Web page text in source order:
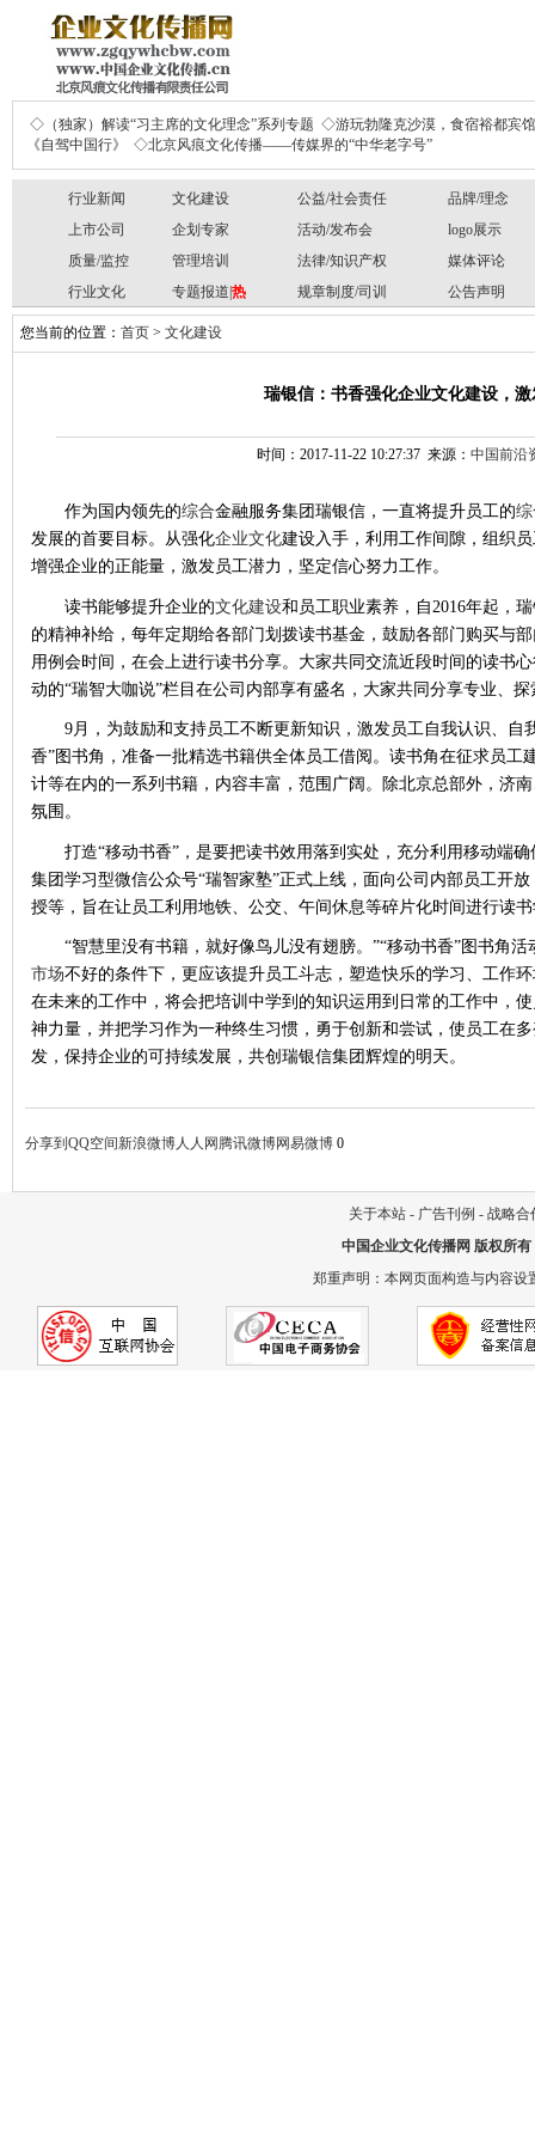
◇（独家）解读“习主席的文化理念”系列专题 ◇游玩勃隆克沙漠，食宿裕都宾馆
《自驾中国行》
◇北京风痕文化传播——传媒界的“中华老字号”
行业新闻 文化建设 公益/社会责任
品牌/理念
上市公司
企划专家 活动/发布会
logo展示
质量/监控
管理培训 法律/知识产权
媒体评论
行业文化
专题报道| 热 规章制度/司训 公告声明
您当前的位置： 首页 > 文化建设
瑞银信：书香强化企业文化建设，
时间：2017-11-22 10:27:37 来源： 中国前沿
作为国内领先的综合金融服务集团瑞银信，一直将提升员工的
发展的首要目标。从强化企业文化建设入手，利用工作间隙，组织
增强企业的正能量，激发员工潜力，坚定信心努力工作。
读书能够提升企业的文化建设和员工职业素养，自 2016年起，
的精神补给，每年定期给各部门划拨读书基金，鼓励各部门购买与
用例会时间，在会上进行读书分享。大家共同交流近段时间的读书
动的“瑞智大咖说”栏目在公司内部享有盛名，大家共同分享专业、探
9月，为鼓励和支持员工不断更新知识，激发员工自我认识、自
香”图书角，准备一批精选书籍供全体员工借阅。读书角在征求员工
计等在内的一系列书籍，内容丰富，范围广阔。除北京总部外，济
氛围。
打造“移动书香”，是要把读书效用落到实处，充分利用移动端
集团学习型微信公众号“瑞智家塾”正式上线，面向公司内部员工开
授等，旨在让员工利用地铁、公交、午间休息等碎片化时间进行读
“智慧里没有书籍，就好像鸟儿没有翅膀。”“移动书香”图书角
市场不好的条件下，更应该提升员工斗志，塑造快乐的学习、工作
在未来的工作中，将会把培训中学到的知识运用到日常的工作中，
神力量，并把学习作为一种终生习惯，勇于创新和尝试，使员工在
发，保持企业的可持续发展，共创瑞银信集团辉煌的明天。
分享到 QQ空间新浪微博人人网 腾讯微博网易微博 0
关于本站 - 广告刊例 - 战略合
中国企业文化传播网 版权所有
郑重声明：本网页面构造与内容